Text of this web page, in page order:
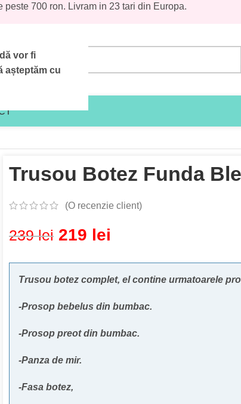
vor fi
așteptăm cu
700 ron. Livram in 23 tari din Europa.
Trusou Botez Funda
(O recenzie client)
239lei 219 lei
Trusou botez complet, el contine urmatoarele
-Prosop bebelus din bumbac.
-Prosop preot din bumbac.
-Panza de mir.
-Fasa botez,